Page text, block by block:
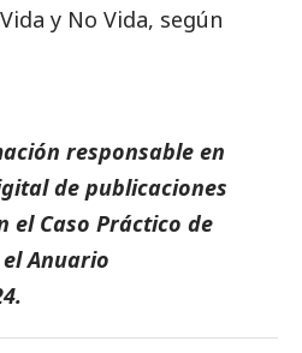
y No Vida, según
responsable en
de publicaciones
el Caso Práctico de
elAnuario